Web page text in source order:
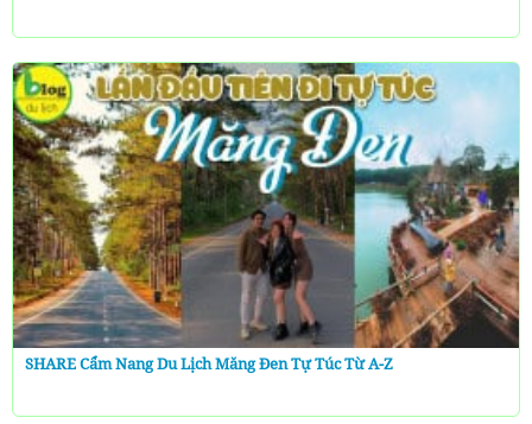
SHARE Cẩm Nang Du Lịch Măng Đen Tự Túc Từ A-Z